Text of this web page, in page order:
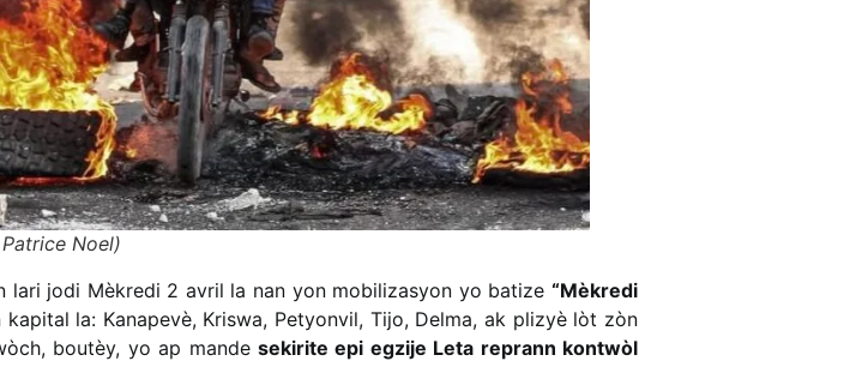
Noel)
lari jodi Mèkredi 2 avril la nan yon mobilizasyon yo batize“Mèkredi
la: Kanapevè, Kriswa, Petyonvil, Tijo, Delma, ak plizyè lòt zòn
boutèy, yo ap mande sekirite epi egzije Leta reprann kontwòl